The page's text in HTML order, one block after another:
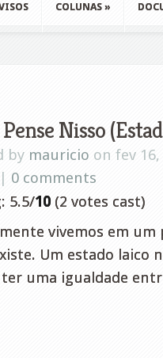
COLUNAS »
Nisso
by mauricio on fev
| 0 comments
5.5/10 (2 votes cast)
vivemos em um
Um estado laico
uma igualdade